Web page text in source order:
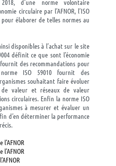
d’une norme volontaire
circulaire par l’AFNOR, l’ISO
élaborer de telles normes au
disponibles à l’achat sur le site
définit ce que sont l’économie
des recommandations pour
ISO 59010 fournit des
souhaitant faire évoluer
valeur et réseaux de valeur
circulaires. Enfin la norme ISO
à mesurer et évaluer un
d’en déterminer la performance